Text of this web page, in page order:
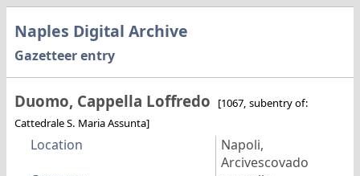
Naples Digital Archive
Gazetteer entry
Duomo, Cappella Loffredo
[1067, subentry of:
Cattedrale S. Maria Assunta]
Location
Napoli,
Arcivescovado